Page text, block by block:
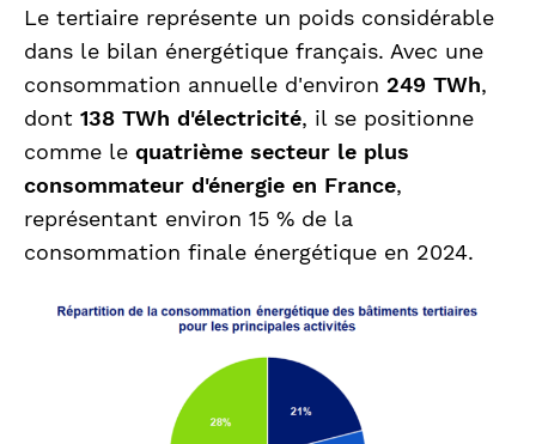
Le tertiaire représente un poids considérable
dans le bilan énergétique français. Avec une
consommation annuelle d'environ 249 TWh,
dont 138 TWh d'électricité, il se positionne
comme le quatrième secteur le plus
consommateur d'énergie en France,
représentant environ 15 % de la
consommation finale énergétique en 2024.